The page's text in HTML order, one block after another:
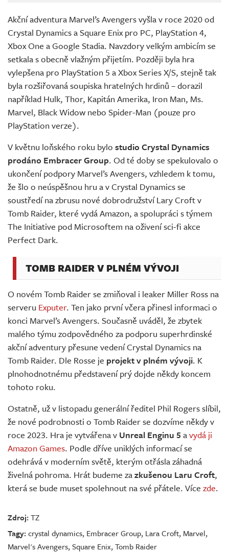
Akční adventura Marvel’s Avengers vyšla v roce 2020 od
Crystal Dynamics a Square Enix pro PC, PlayStation 4,
Xbox One a Google Stadia. Navzdory velkým ambicím se
setkala s obecně vlažným přijetím. Později byla hra
vylepšena pro PlayStation 5 a Xbox Series X/S, stejně tak
byla rozšiřovaná soupiska hratelných hrdinů – dorazil
například Hulk, Thor, Kapitán Amerika, Iron Man, Ms.
Marvel, Black Widow nebo Spider-Man (pouze pro
PlayStation verze).
V květnu loňského roku bylo studio Crystal Dynamics
prodáno Embracer Group. Od té doby se spekulovalo o
ukončení podpory Marvel’s Avengers, vzhledem k tomu,
že šlo o neúspěšnou hru a v Crystal Dynamics se
soustředí na zbrusu nové dobrodružství Lary Croft v
Tomb Raider, které vydá Amazon, a spolupráci s týmem
The Initiative pod Microsoftem na oživení sci-fi akce
Perfect Dark.
TOMB RAIDER V PLNÉM VÝVOJI
O novém Tomb Raider se zmiňoval i leaker Miller Ross na
serveru Exputer. Ten jako první včera přinesl informaci o
konci Marvel’s Avengers. Současně uváděl, že zbytek
malého týmu zodpovědného za podporu superhrdinské
akční adventury přesune vedení Crystal Dynamics na
Tomb Raider. Dle Rosse je projekt v plném vývoji. K
plnohodnotnému představení prý dojde někdy koncem
tohoto roku.
Ostatně, už v listopadu generální ředitel Phil Rogers slíbil,
že nové podrobnosti o Tomb Raider se dozvíme někdy v
roce 2023. Hra je vytvářena v Unreal Enginu 5 avydá ji
Amazon Games. Podle dříve uniklých informací se
odehrává v moderním světě, kterým otřásla záhadná
živelná pohroma. Hrát budeme zazkušenou Laru Croft,
která se bude muset spolehnout na své přátele. Více zde.
Zdroj:TZ
Tagy:crystal dynamics, Embracer Group, Lara Croft, Marvel,
Marvel's Avengers,Square Enix,Tomb Raider